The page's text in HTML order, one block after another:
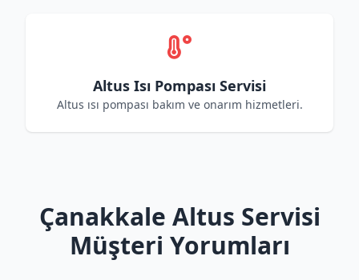
Altus Isı Pompası Servisi
Altus ısı pompası bakım ve onarım hizmetleri.
Çanakkale Altus Servisi
Müşteri Yorumları